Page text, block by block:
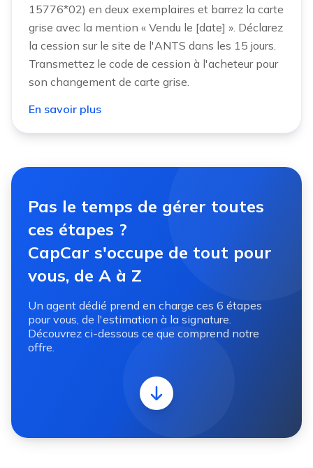
15776*02) en deux exemplaires et barrez la carte
grise avec la mention « Vendu le [date] ». Déclarez
la cession sur le site de l'ANTS dans les 15 jours.
Transmettez le code de cession à l'acheteur pour
son changement de carte grise.
En savoir plus
Pas le temps de gérer toutes
ces étapes ?
CapCar s'occupe de tout pour
vous, de A à Z
Un agent dédié prend en charge ces 6 étapes
pour vous, de l'estimation à la signature.
Découvrez ci-dessous ce que comprend notre
offre.